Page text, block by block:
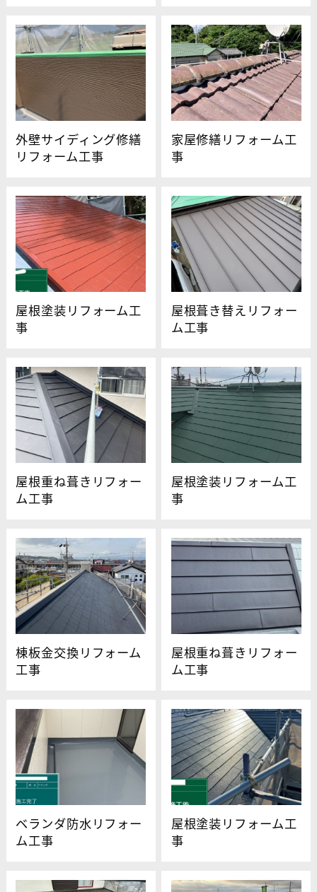
外壁サイディング修繕
リフォーム工事
家屋修繕リフォーム工
事
屋根塗装リフォーム工
事
屋根葺き替えリフォー
ム工事
屋根重ね葺きリフォー
ム工事
屋根塗装リフォーム工
事
棟板金交換リフォーム
工事
屋根重ね葺きリフォー
ム工事
ベランダ防水リフォー
ム工事
屋根塗装リフォーム工
事